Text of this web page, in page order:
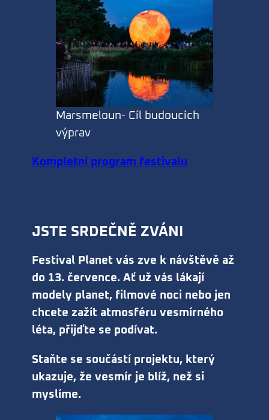
Marsmeloun- Cíl budoucích
výprav
Kompletní program festivalu
JSTE SRDEČNĚ ZVÁNI
Festival Planet vás zve k návštěvě až
do 13. července. Ať už vás lákají
modely planet, filmové noci nebo jen
chcete zažít atmosféru vesmírného
léta, přijďte se podívat.
Staňte se součástí projektu, který
ukazuje, že vesmír je blíž, než si
myslíme.